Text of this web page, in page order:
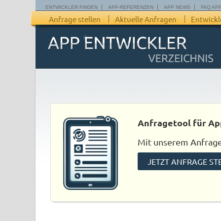
ENTWICKLER FINDEN APP-REFERENZEN APP NEWS FAQ
Anfrage stellen Aktuelle Anfragen
Anfragetool für
Mit unserem
JETZT ANFRAGE